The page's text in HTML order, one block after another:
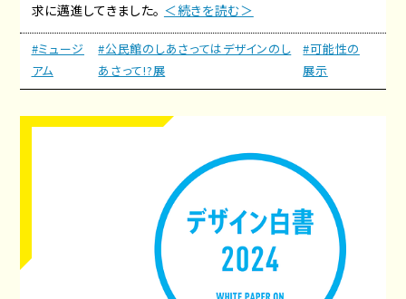
求に邁進してきました。 ＜続きを読む＞
#ミュージ
アム
#公民館のしあさってはデザインのし
あさって!?展
#可能性の
展示